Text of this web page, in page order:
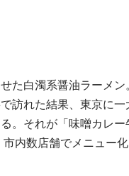
た白濁系醤油ラーメン
訪れた結果、東京に一
。それが「味噌カレー
内数店舗でメニュー化